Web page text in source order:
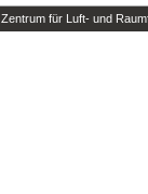
für Luft- und